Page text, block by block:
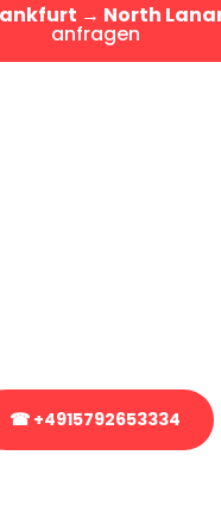
→ North
anfragen
☎ +4915792653334